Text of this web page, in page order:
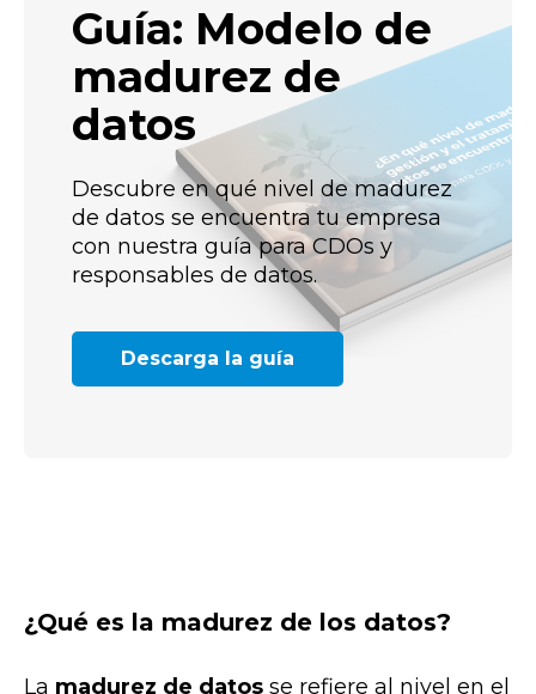
Guía: Modelo de
madurez de
datos
Descubre en qué nivel de madurez
de datos se encuentra tu empresa
con nuestra guía para CDOs y
responsables de datos.
Descarga la guía
¿Qué es la madurez de los datos?
La madurez de datos se refiere al nivel en el